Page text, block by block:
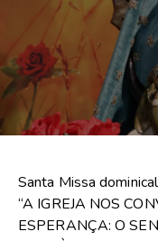
Santa Missa
“A IGREJA NOS
ESPERANÇA: O